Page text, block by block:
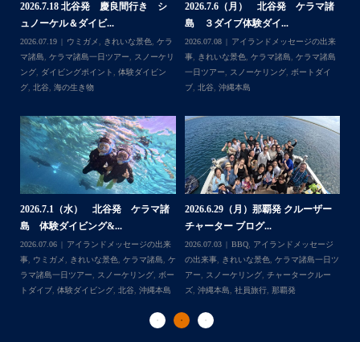
2026.7.18 北谷発 慶良間行き シ
ュノーケル＆ダイビ...
2026.07.19 ウミガメ, きれいな景色, ケラ
マ諸島, ケラマ諸島一日ツアー, スノーケリ
ング, ダイビングポイント, 体験ダイビン
グ, 北谷, 海の生き物
2026.7.6（月） 北谷発 ケラマ諸
島 ３ダイブ体験ダイ...
2026.07.08
アイランドメッセージの出来
事, きれいな景色, ケラマ諸島, ケラマ諸島
一日ツアー, スノーケリング, ボートダイ
ブ, 北谷, 沖縄本島
2026.7.1（水） 北谷発 ケラマ諸
島 体験ダイビング&...
2026.07.06
アイランドメッセージの出来
事, ウミガメ きれいな景色 ケラマ諸島
ケ
ラマ諸島一日ツアー
スノーケリング,
ボー
トダイブ, 体験ダイビング, 北谷, 沖縄本島
2026.6.29（月）那覇発 クルーザー
チャーター ブログ...
2026.07.03 BBQ,
アイランドメッセージ
の出来事, きれいな景色
ケラマ諸島一日ツ
アー
スノーケリング, チャータークルー
ズ, 沖縄本島 社員旅行, 那覇発